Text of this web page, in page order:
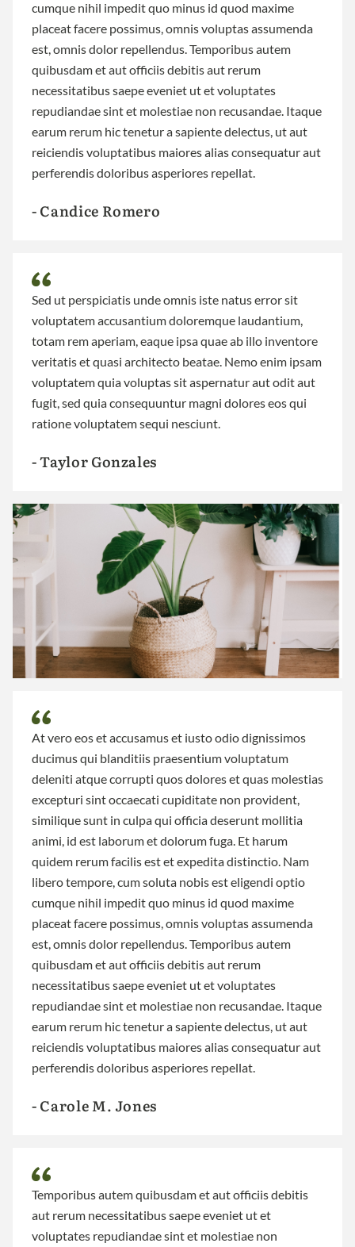
cumque nihil impedit quo minus id quod maxime
placeat facere possimus, omnis voluptas assumenda
est, omnis dolor repellendus. Temporibus autem
quibusdam et aut officiis debitis aut rerum
necessitatibus saepe eveniet ut et voluptates
repudiandae sint et molestiae non recusandae. Itaque
earum rerum hic tenetur a sapiente delectus, ut aut
reiciendis voluptatibus maiores alias consequatur aut
perferendis doloribus asperiores repellat.
- Candice Romero
Sed ut perspiciatis unde omnis iste natus error sit
voluptatem accusantium doloremque laudantium,
totam rem aperiam, eaque ipsa quae ab illo inventore
veritatis et quasi architecto beatae. Nemo enim ipsam
voluptatem quia voluptas sit aspernatur aut odit aut
fugit, sed quia consequuntur magni dolores eos qui
ratione voluptatem sequi nesciunt.
- Taylor Gonzales
At vero eos et accusamus et iusto odio dignissimos
ducimus qui blanditiis praesentium voluptatum
deleniti atque corrupti quos dolores et quas molestias
excepturi sint occaecati cupiditate non provident,
similique sunt in culpa qui officia deserunt mollitia
animi, id est laborum et dolorum fuga. Et harum
quidem rerum facilis est et expedita distinctio. Nam
libero tempore, cum soluta nobis est eligendi optio
cumque nihil impedit quo minus id quod maxime
placeat facere possimus, omnis voluptas assumenda
est, omnis dolor repellendus. Temporibus autem
quibusdam et aut officiis debitis aut rerum
necessitatibus saepe eveniet ut et voluptates
repudiandae sint et molestiae non recusandae. Itaque
earum rerum hic tenetur a sapiente delectus, ut aut
reiciendis voluptatibus maiores alias consequatur aut
perferendis doloribus asperiores repellat.
- Carole M. Jones
Temporibus autem quibusdam et aut officiis debitis
aut rerum necessitatibus saepe eveniet ut et
voluptates repudiandae sint et molestiae non